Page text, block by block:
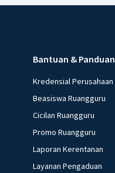
Bantuan & Panduan
Kredensial Perusahaan
Beasiswa Ruangguru
Cicilan Ruangguru
Promo Ruangguru
Laporan Kerentanan
Layanan Pengaduan